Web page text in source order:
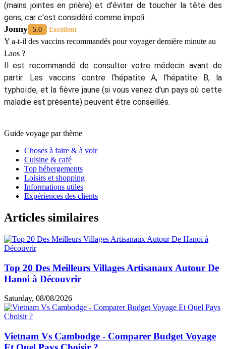
(mains jointes en prière) et d'éviter de toucher la tête des
gens, car c'est considéré comme impoli.
Jonny 5.0 Excellent
Y a-t-il des vaccins recommandés pour voyager dernière minute au
Laos ?
Il est recommandé de consulter votre médecin avant de
partir. Les vaccins contre l'hépatite A, l'hépatite B, la
typhoïde, et la fièvre jaune (si vous venez d'un pays où cette
maladie est présente) peuvent être conseillés.
Guide voyage par thème
Choses à faire & à voir
Cuisine & café
Top hébergements
Loisirs et shopping
Informations utiles
Expériences des clients
Articles similaires
Top 20 Des Meilleurs Villages Artisanaux Autour De
Hanoi à Découvrir
Saturday, 08/08/2026
Vietnam Vs Cambodge - Comparer Budget Voyage